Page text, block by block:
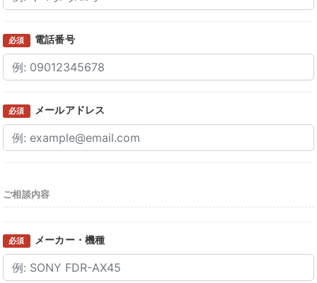
必須 電話番号
必須 メールアドレス
ご相談内容
必須 メーカー・機種